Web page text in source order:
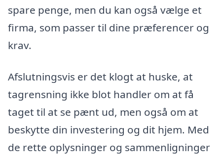
spare penge, men du kan også vælge et
firma, som passer til dine præferencer og
krav.
Afslutningsvis er det klogt at huske, at
tagrensning ikke blot handler om at få
taget til at se pænt ud, men også om at
beskytte din investering og dit hjem. Med
de rette oplysninger og sammenligninger